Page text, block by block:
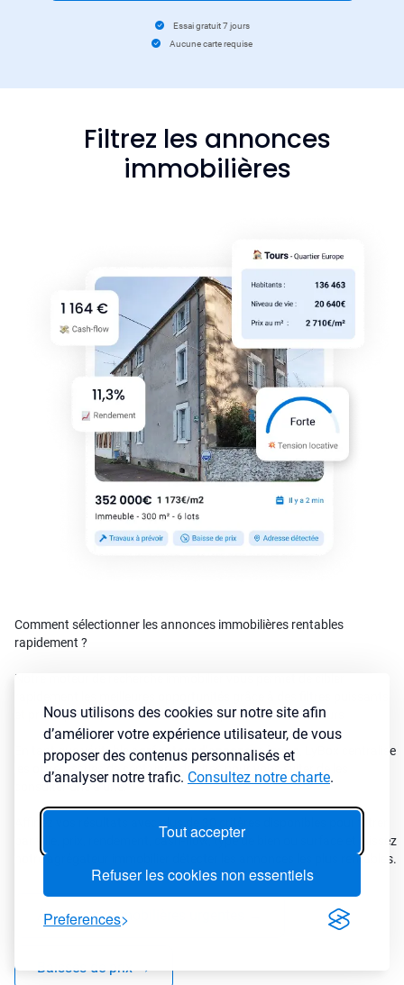
Nous utilisons des cookies sur notre site afin
d’améliorer votre expérience utilisateur, de vous
proposer des contenus personnalisés et
d’analyser notre trafic. Consultez notre charte.
Tout accepter
Refuser les cookies non essentiels
Preferences
Essai gratuit 7 jours
Aucune carte requise
Filtrez les annonces
immobilières
Comment sélectionner les annonces immobilières rentables
rapidement ?
Notre moteur de recherche immobilier vous permet de cibler
et précis pensé par des investisseurs pour des investisseurs
En tant que véritableagrégateur d’annonces immo
, LyBox centralise
les offres issues de centaines de sites pour vous éviter de les
consulter une à une.
Affinez vos résultats avec plus de 30 critères disponibles pour filtrer
par ville, prix, rendement, cash-flow, type de bien ou surface et laissez
notre agrégateur immobilier détecter les annonces les plus rentables.
Annonces immobilières urgentes
Baisses de prix→